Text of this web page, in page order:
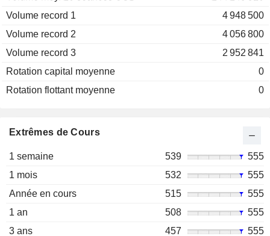
Volume record 1
4 948 500
Volume record 2
4 056 800
Volume record 3
2 952 841
Rotation capital moyenne
0
Rotation flottant moyenne
0
Extrêmes de Cours
1 semaine 539
555
1 mois
532
555
Année en cours
515
555
1 an
508
555
3 ans
457
555